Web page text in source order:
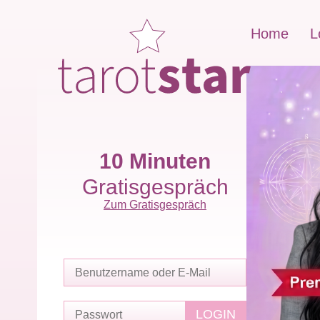
Home
10 Minuten
Gratisgespräch
Zum Gratisgespräch